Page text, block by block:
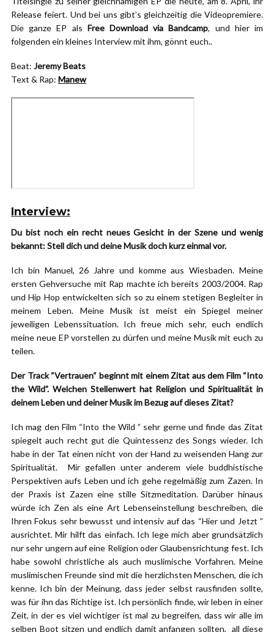
Release feiert. Und bei uns gibt’s gleichzeitig die Videopremiere.
Die ganze EP als Free Download via Bandcamp, und hier im
folgenden ein kleines Interview mit ihm, gönnt euch..
Beat: Jeremy Beats
Text & Rap: Manew
Interview:
Du bist noch ein recht neues Gesicht in der Szene und wenig
bekannt: Stell dich und deine Musik doch kurz einmal vor.
Ich bin Manuel, 26 Jahre und komme aus Wiesbaden. Meine
ersten Gehversuche mit Rap machte ich bereits 2003/2004. Rap
und Hip Hop entwickelten sich so zu einem stetigen Begleiter in
meinem Leben. Meine Musik ist meist ein Spiegel meiner
jeweiligen Lebenssituation. Ich freue mich sehr, euch endlich
meine neue EP vorstellen zu dürfen und meine Musik mit euch zu
teilen.
Der Track “Vertrauen“ beginnt mit einem Zitat aus dem Film “Into
the Wild”. Welchen Stellenwert hat Religion und Spiritualität in
deinem Leben und deiner Musik im Bezug auf dieses Zitat?
Ich mag den Film “Into the Wild ” sehr gerne und finde das Zitat
spiegelt auch recht gut die Quintessenz des Songs wieder. Ich
habe in der Tat einen nicht von der Hand zu weisenden Hang zur
Spiritualität. Mir gefallen unter anderem viele buddhistische
Perspektiven aufs Leben und ich gehe regelmäßig zum Zazen. In
der Praxis ist Zazen eine stille Sitzmeditation. Darüber hinaus
würde ich Zen als eine Art Lebenseinstellung beschreiben, die
Ihren Fokus sehr bewusst und intensiv auf das “Hier und Jetzt ”
ausrichtet. Mir hilft das einfach. Ich lege mich aber grundsätzlich
nur sehr ungern auf eine Religion oder Glaubensrichtung fest. Ich
habe sowohl christliche als auch muslimische Vorfahren. Meine
muslimischen Freunde sind mit die herzlichsten Menschen, die ich
kenne. Ich bin der Meinung, dass jeder selbst rausfinden sollte,
was für ihn das Richtige ist. Ich persönlich finde, wir leben in einer
Zeit, in der es viel wichtiger ist mal zu begreifen, dass wir alle im
selben Boot sitzen und endlich damit anfangen sollten, all diese